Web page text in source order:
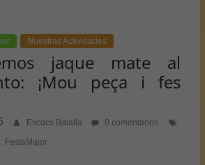
Nuestras Actividades
jaque mate al
¡Mou peça i fes
Escacs Balafia
0 comentarios
FestaMajor